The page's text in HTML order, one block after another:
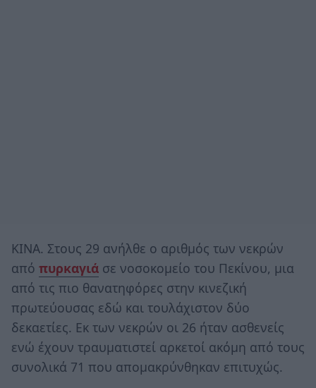
ΚΙΝΑ. Στους 29 ανήλθε ο αριθμός των νεκρών
από πυρκαγιά σε νοσοκομείο του Πεκίνου, μια
από τις πιο θανατηφόρες στην κινεζική
πρωτεύουσας εδώ και τουλάχιστον δύο
δεκαετίες. Εκ των νεκρών οι 26 ήταν ασθενείς
ενώ έχουν τραυματιστεί αρκετοί ακόμη από τους
συνολικά 71 που απομακρύνθηκαν επιτυχώς.